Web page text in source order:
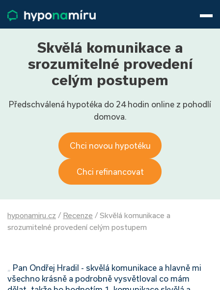
Životní pojištění
Pojištění nemovitosti
9−16 hod.
Přihlásit
Skvělá komunikace a
srozumitelné provedení
celým postupem
Předschválená hypotéka do 24 hodin online z pohodlí
domova.
Chci novou hypotéku
Chci refinancovat
hyponamiru.cz / Recenze / Skvělá komunikace a
srozumitelné provedení celým postupem
„ Pan Ondřej Hradil - skvělá komunikace a hlavně mi
všechno krásně a podrobně vysvětloval co mám